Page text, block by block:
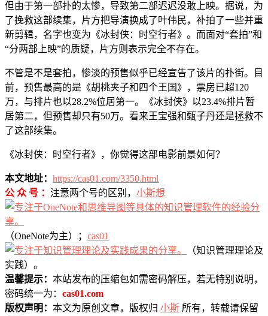
但由于第一部扑的太惨，导致第二部迟迟没敢上映。据说，为
了挽救这部续集，片方把导演换成了叶伟民，补拍了一些并重
新剪辑，名字也变为《冰封侠：时空行者》。而面对“套拍”和
“分两部上映”的质疑，片方则表示完全不存在。
不管是不是套拍，惨淡的预售似乎已经宣告了该片的扑街。目
前，预售最高的是《胡桃夹子和四个王国》，票房已超120
万，与排片也以28.2%位居第一。《冰封侠》以23.4%排片暂
居第二，但预售却只有50万。看来王宝强和甄子丹还是拯救不
了这部续集。
《冰封侠：时空行者》，你觉得这部电影前景如何？
本文地址： https://cas01.com/3350.html
公 众 号 ： 注意两个号的区别， 小斯想
（OneNote为主）； cas01
（知识管理理论及
实践）。
温馨提示： 本站发布的压缩包如需密码解压，若无特别说明，
密码统一为： cas01.com
版权声明： 本文为原创文章，版权归 小斯 所有，转载请保留